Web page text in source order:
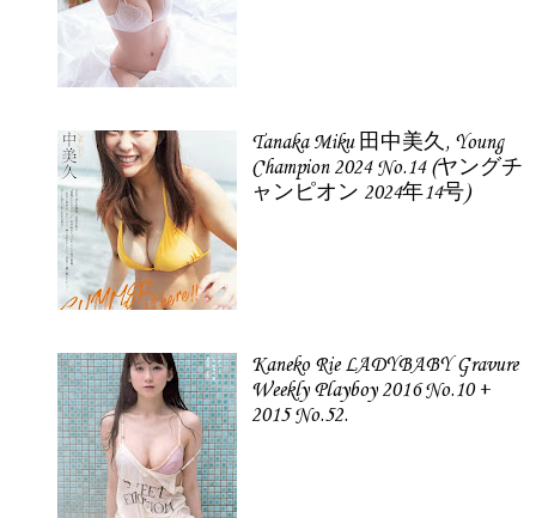
Tanaka Miku 田中美久, Young
Champion 2024 No.14 (ヤングチ
ャンピオン 2024年14号)
Kaneko Rie LADYBABY Gravure
Weekly Playboy 2016 No.10 +
2015 No.52.